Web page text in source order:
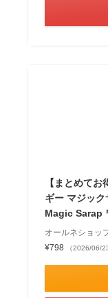
【まとめて
ギー マジッ
Magic Sarap
オールネショッ
¥798
（2026/06/